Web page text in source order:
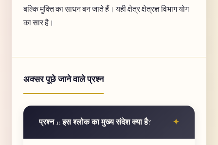
बल्कि मुक्ति का साधन बन जाते हैं। यही क्षेत्र क्षेत्रज्ञ विभाग योग
का सार है।
अक्सर पूछे जाने वाले प्रश्न
प्रश्न 1: इस श्लोक का मुख्य संदेश क्या है?